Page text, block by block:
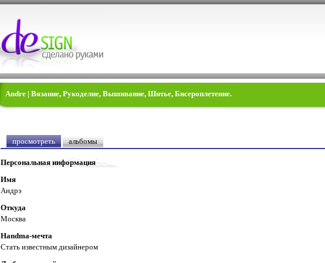
Andre | Вязание, Рукоделие, Вышивание, Шитье, Бисероплетение.
просмотреть альбомы
Персональная информация
Имя
Андрэ
Откуда
Москва
Handma-мечта
Стать известным дизайнером